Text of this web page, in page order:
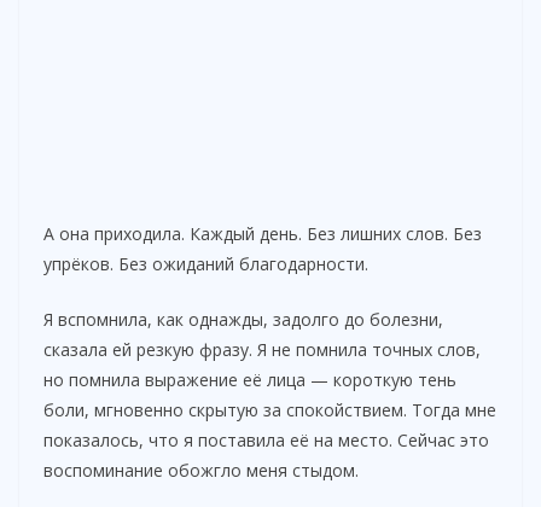
А она приходила. Каждый день. Без лишних слов. Без
упрёков. Без ожиданий благодарности.
Я вспомнила, как однажды, задолго до болезни,
сказала ей резкую фразу. Я не помнила точных слов,
но помнила выражение её лица — короткую тень
боли, мгновенно скрытую за спокойствием. Тогда мне
показалось, что я поставила её на место. Сейчас это
воспоминание обожгло меня стыдом.